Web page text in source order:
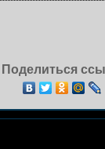
Поделиться